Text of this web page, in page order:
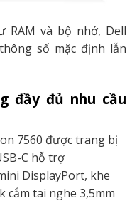
RAM và bộ nhớ, Dell
số mặc định lẫn
đầy đủ nhu cầu
7560 được trang bị
C hỗ trợ
DisplayPort, khe
cắm tai nghe 3,5mm